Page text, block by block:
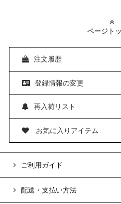
ページト
注文履歴
登録情報の変更
再入荷リスト
お気に入りアイテム
ご利用ガイド
配送・支払い方法